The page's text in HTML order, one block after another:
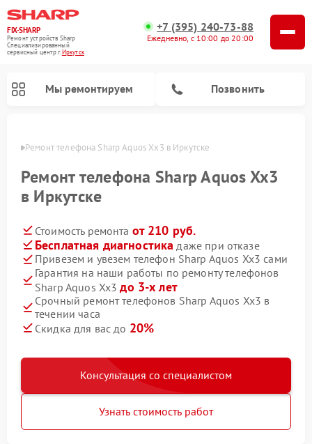
FIX-SHARP
Ремонт устройств Sharp
Специализированный
cервисный центр г.Иркутск
+7 (395) 240-73-88
Ежедневно, с 10:00 до 20:00
Мы ремонтируем Позвонить
Ремонт телефона Sharp Aquos Xx3 в Иркутске
Ремонт телефона Sharp Aquos Xx3
в Иркутске
Стоимость ремонта от 210 руб.
Бесплатная диагностика даже при отказе
Привезем и увезем телефон Sharp Aquos Xx3 сами
Гарантия на наши работы по ремонту телефонов
Sharp Aquos Xx3до 3-х лет
Срочный ремонт телефонов Sharp Aquos Xx3 в
течении часа
Скидка для вас до 20%
Консультация со специалистом
Узнать стоимость работ